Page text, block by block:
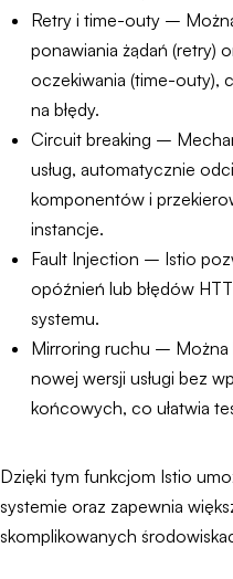
Retry i time-outy –
ponawiania żądań (retry)
oczekiwania (time-outy),
na błędy.
Circuit breaking –
usług, automatycznie
komponentów i
instancje.
Fault Injection – Istio
opóźnień lub błędów
systemu.
Mirroring ruchu – Można
nowej wersji usługi bez
końcowych, co ułatwia
Dzięki tym funkcjom Istio
systemie oraz zapewnia
skomplikowanych